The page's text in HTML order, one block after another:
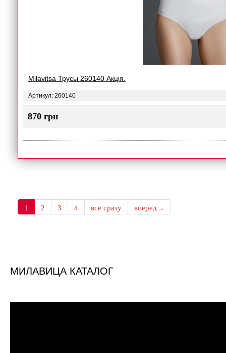
Milavitsa Трусы 260140 Акція.
Артикул: 260140
870 грн
1 2 3 4 все сразу вперед→
МИЛАВИЦА КАТАЛОГ